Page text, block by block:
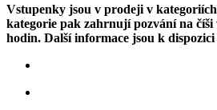
Vstupenky jsou v prodeji v
kategorie pak zahrnují pozvání na
hodin. Další informace jsou k dispozici